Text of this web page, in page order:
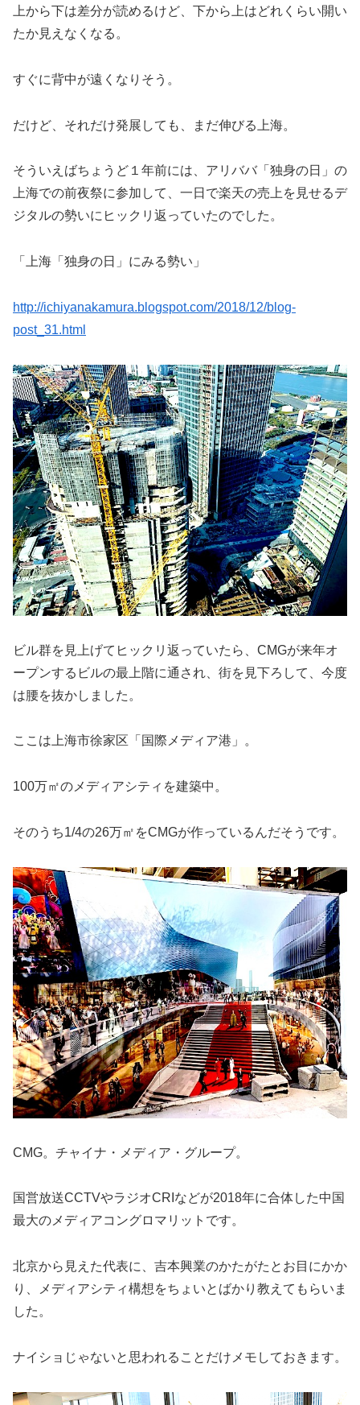
上から下は差分が読めるけど、下から上はどれくらい開い
たか見えなくなる。
すぐに背中が遠くなりそう。
だけど、それだけ発展しても、まだ伸びる上海。
そういえばちょうど１年前には、アリババ「独身の日」の
上海での前夜祭に参加して、一日で楽天の売上を見せるデ
ジタルの勢いにヒックリ返っていたのでした。
「上海「独身の日」にみる勢い」
http://ichiyanakamura.blogspot.com/2018/12/blog-
post_31.html
ビル群を見上げてヒックリ返っていたら、CMGが来年オ
ープンするビルの最上階に通され、街を見下ろして、今度
は腰を抜かしました。
ここは上海市徐家区「国際メディア港」。
100万㎡のメディアシティを建築中。
そのうち1/4の26万㎡をCMGが作っているんだそうです。
CMG。チャイナ・メディア・グループ。
国営放送CCTVやラジオCRIなどが2018年に合体した中国
最大のメディアコングロマリットです。
北京から見えた代表に、吉本興業のかたがたとお目にかか
り、メディアシティ構想をちょいとばかり教えてもらいま
した。
ナイショじゃないと思われることだけメモしておきます。